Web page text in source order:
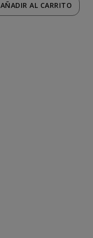
AÑADIRAL CARRITO